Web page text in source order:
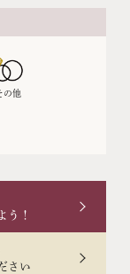
の他
う！
さい